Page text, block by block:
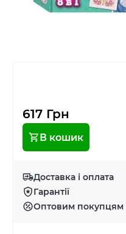
617 Грн
В кошик
Доставка і оплата
Гарантії
Оптовим покупцям